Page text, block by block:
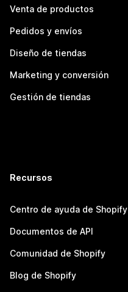
Venta de productos
Pedidos y envíos
Diseño de tiendas
Marketing y conversión
Gestión de tiendas
Recursos
Centro de ayuda de Shopify
Documentos de API
Comunidad de Shopify
Blog de Shopify